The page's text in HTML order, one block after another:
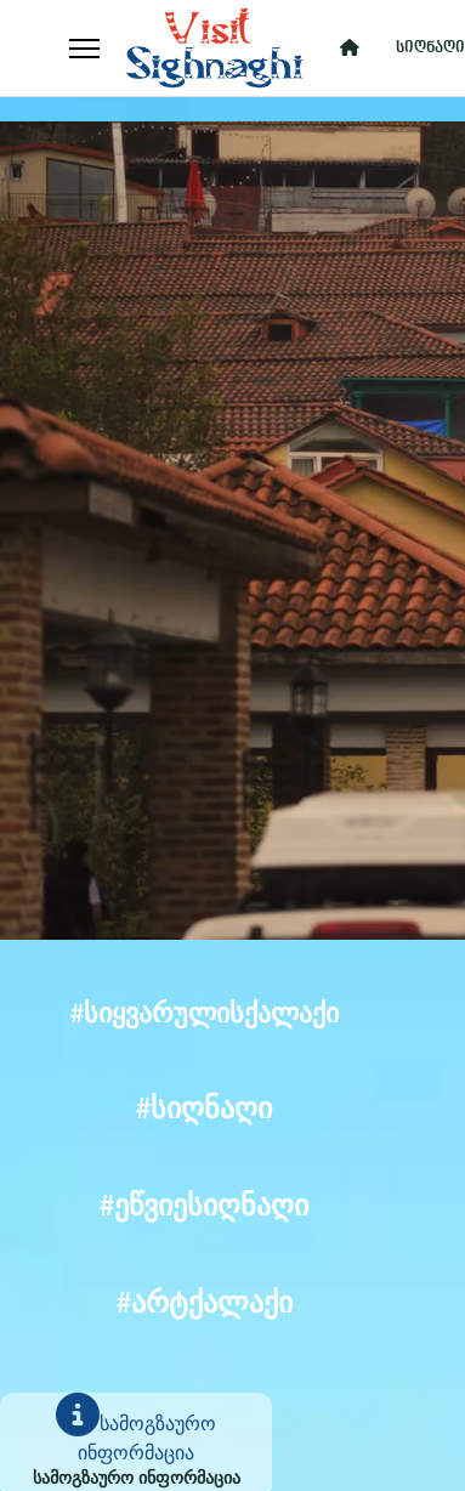
სიღნაღი
#სიყვარულისქალაქი
#სიღნაღი
#ეწვიესიღნაღი
#არტქალაქი
სამოგზაურო
ინფორმაცია
სამოგზაურო ინფორმაცია